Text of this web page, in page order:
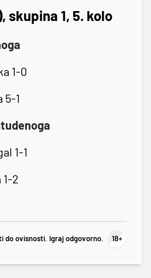
skupina 1, 5. kolo
1-0
5-1
1-1
2
do ovisnosti. Igraj odgovorno.